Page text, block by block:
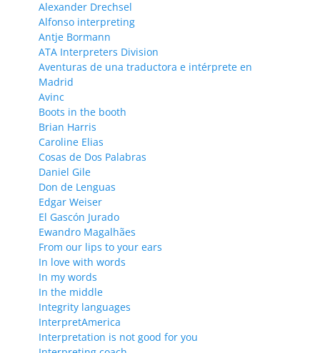
Alexander Drechsel
Alfonso interpreting
Antje Bormann
ATA Interpreters Division
Aventuras de una traductora e intérprete en
Madrid
Avinc
Boots in the booth
Brian Harris
Caroline Elias
Cosas de Dos Palabras
Daniel Gile
Don de Lenguas
Edgar Weiser
El Gascón Jurado
Ewandro Magalhães
From our lips to your ears
In love with words
In my words
In the middle
Integrity languages
InterpretAmerica
Interpretation is not good for you